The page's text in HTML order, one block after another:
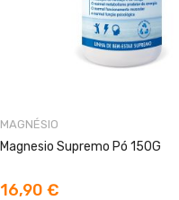
MAGNÉSIO
Magnesio Supremo Pó 150G
16,90 €